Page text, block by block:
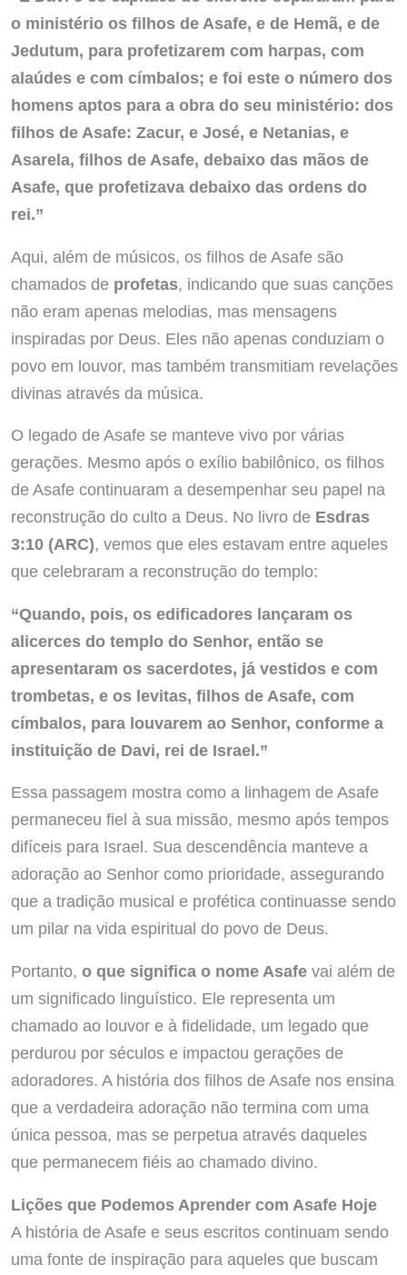
o ministério os filhos de Asafe, e de Hemã, e de
Jedutum, para profetizarem com harpas, com
alaúdes e com címbalos; e foi este o número dos
homens aptos para a obra do seu ministério: dos
filhos de Asafe: Zacur, e José, e Netanias, e
Asarela, filhos de Asafe, debaixo das mãos de
Asafe, que profetizava debaixo das ordens do
rei.”
Aqui, além de músicos, os filhos de Asafe são
chamados de profetas, indicando que suas canções
não eram apenas melodias, mas mensagens
inspiradas por Deus. Eles não apenas conduziam o
povo em louvor, mas também transmitiam revelações
divinas através da música.
O legado de Asafe se manteve vivo por várias
gerações. Mesmo após o exílio babilônico, os filhos
de Asafe continuaram a desempenhar seu papel na
reconstrução do culto a Deus. No livro de Esdras
3:10 (ARC), vemos que eles estavam entre aqueles
que celebraram a reconstrução do templo:
“Quando, pois, os edificadores lançaram os
alicerces do templo do Senhor, então se
apresentaram os sacerdotes, já vestidos e com
trombetas, e os levitas, filhos de Asafe, com
címbalos, para louvarem ao Senhor, conforme a
instituição de Davi, rei de Israel.”
Essa passagem mostra como a linhagem de Asafe
permaneceu fiel à sua missão, mesmo após tempos
difíceis para Israel. Sua descendência manteve a
adoração ao Senhor como prioridade, assegurando
que a tradição musical e profética continuasse sendo
um pilar na vida espiritual do povo de Deus.
Portanto, o que significa o nome Asafevai além de
um significado linguístico. Ele representa um
chamado ao louvor e à fidelidade, um legado que
perdurou por séculos e impactou gerações de
adoradores. A história dos filhos de Asafe nos ensina
que a verdadeira adoração não termina com uma
única pessoa, mas se perpetua através daqueles
que permanecem fiéis ao chamado divino.
Lições que Podemos Aprender com Asafe Hoje
A história de Asafe e seus escritos continuam sendo
uma fonte de inspiração para aqueles que buscam